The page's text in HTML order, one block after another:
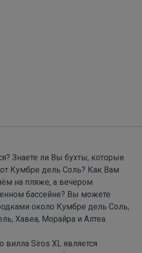
Знаете ли Вы бухты, которые
от Кумбре дель Соль? Как Вам
​​на пляже, а вечером
бассейне? Вы можете
около Кумбре дель Соль,
Хавеа, Морайра и Алтеа.
вилла Siros XL является